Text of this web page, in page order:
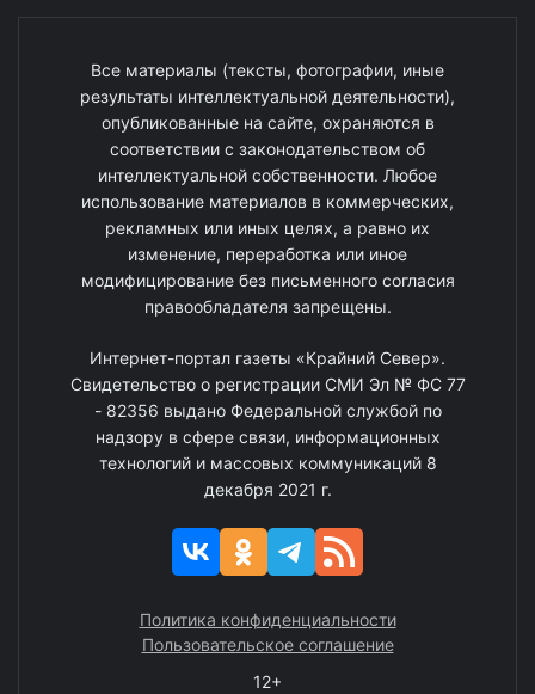
Все материалы (тексты, фотографии, иные
результаты интеллектуальной деятельности),
опубликованные на сайте, охраняются в
соответствии с законодательством об
интеллектуальной собственности. Любое
использование материалов в коммерческих,
рекламных или иных целях, а равно их
изменение, переработка или иное
модифицирование без письменного согласия
правообладателя запрещены.
Интернет-портал газеты «Крайний Север».
Свидетельство о регистрации СМИ Эл № ФС 77
- 82356 выдано Федеральной службой по
надзору в сфере связи, информационных
технологий и массовых коммуникаций 8
декабря 2021 г.
Политика конфиденциальности
Пользовательское соглашение
12+